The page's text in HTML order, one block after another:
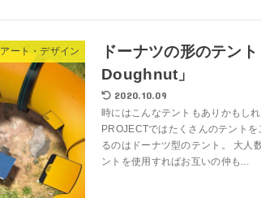
アート・デザイン
ドーナツの形のテン
Doughnut」
2020.10.09
時にはこんなテントもありかもし
PROJECTではたくさんのテント
るのはドーナツ型のテント。 大人
ントを使用すればお互いの仲も...